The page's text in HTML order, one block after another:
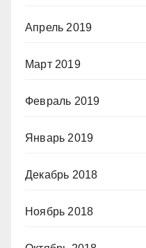
Апрель 2019
Март 2019
Февраль 2019
Январь 2019
Декабрь 2018
Ноябрь 2018